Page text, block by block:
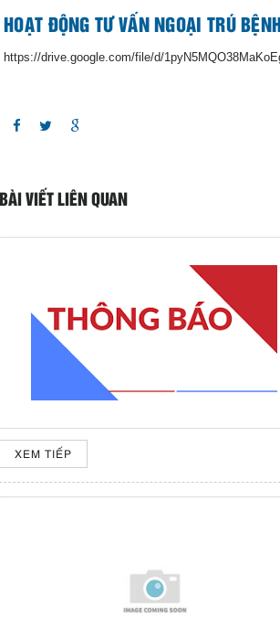
HOẠT ĐỘNG TƯ VẤN NGOẠI TRÚ
https://drive.google.com/file/d/
BÀI VIẾT LIÊN QUAN
XEM TIẾP